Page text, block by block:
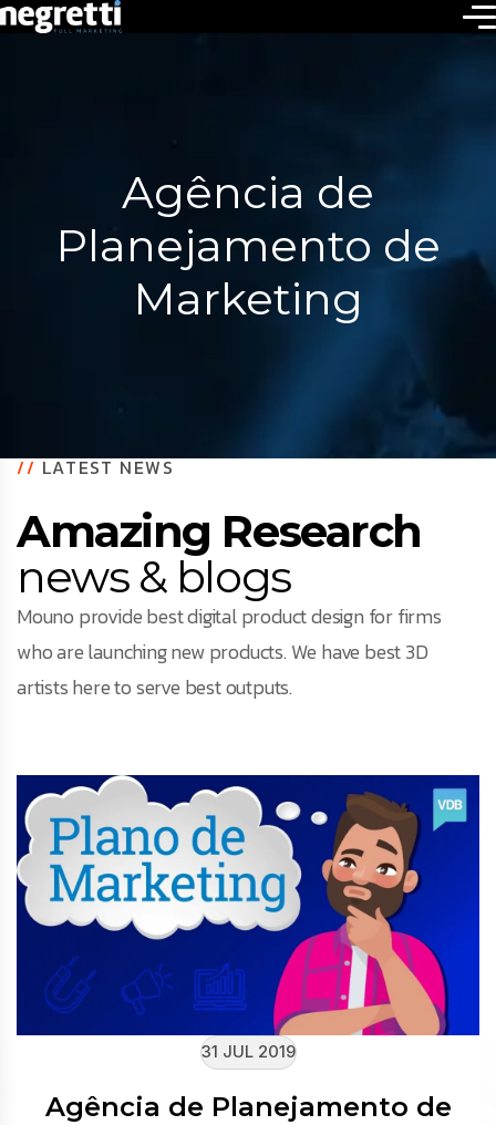
Agência de
Planejamento de
Marketing
//LATEST NEWS
Amazing Research
news & blogs
Mouno provide best digital product design for firms
who are launching new products. We have best 3D
artists here to serve best outputs.
31 JUL 2019
Agência de Planejamento de